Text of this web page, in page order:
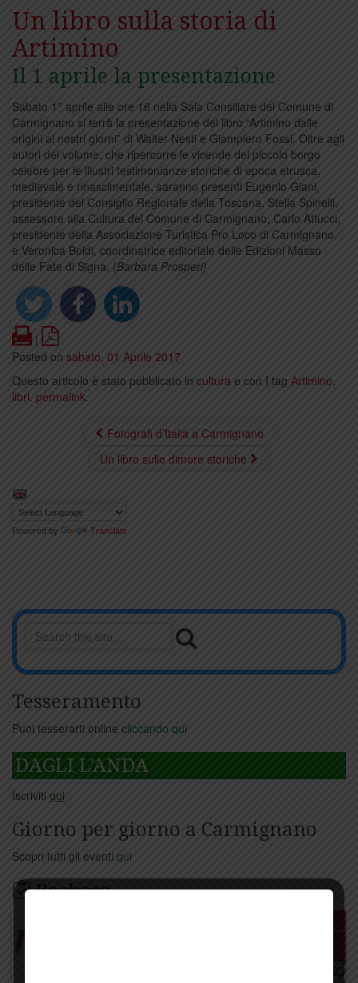
Un libro sulla storia di
Artimino
Il 1 aprile la presentazione
Sabato 1° aprile alle ore 16 nella Sala Consiliare del Comune di
Carmignano si terrà la presentazione del libro “Artimino dalle
origini ai nostri giorni” di Walter Nesti e Giampiero Fossi. Oltre agli
autori del volume, che ripercorre le vicende del piccolo borgo
celebre per le illustri testimonianze storiche di epoca etrusca,
medievale e rinascimentale, saranno presenti Eugenio Giani,
presidente del Consiglio Regionale della Toscana, Stella Spinelli,
assessore alla Cultura del Comune di Carmignano, Carlo Attucci,
presidente della Associazione Turistica Pro Loco di Carmignano,
e Veronica Boldi, coordinatrice editoriale delle Edizioni Masso
delle Fate di Signa. (Barbara Prosperi)
Print
|
Posted on sabato, 01 Aprile 2017
Questo articolo è stato pubblicato in cultura e con I tag Artimino,
libri. permalink.
Fotografi d’Italia a Carmignano
Un libro sulle dimore storiche
Powered by Translate
Tesseramento
Puoi tesserarti online cliccando qui
DAGLI L'ANDA
Iscriviti qui
Giorno per giorno a Carmignano
Scopri tutti gli eventi qui
Bacheca